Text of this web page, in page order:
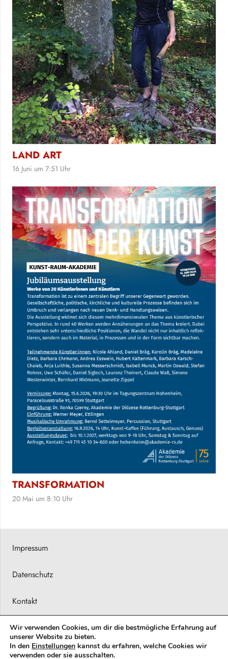
LAND ART
16 Juni um 7:51 Uhr
TRANSFORMATION
20 Mai um 8:10 Uhr
Impressum
Datenschutz
Kontakt
Presseberichte
© 2026 Barbara Karsch-Chaïeb
Wir verwenden Cookies, um dir die bestmögliche Erfahrung auf
unserer Website zu bieten.
In den Einstellungen kannst du erfahren, welche Cookies wir
verwenden oder sie ausschalten.